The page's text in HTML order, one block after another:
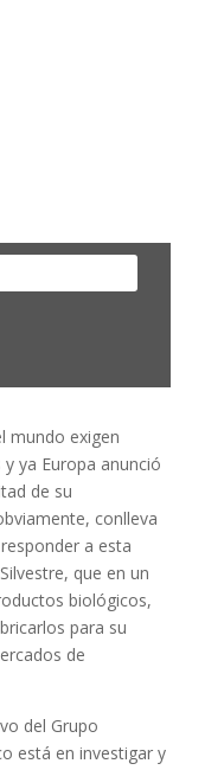
mundo exigen
ya Europa anunció
de su
conlleva
a esta
que en un
biológicos,
para su
de
del Grupo
está en investigar y